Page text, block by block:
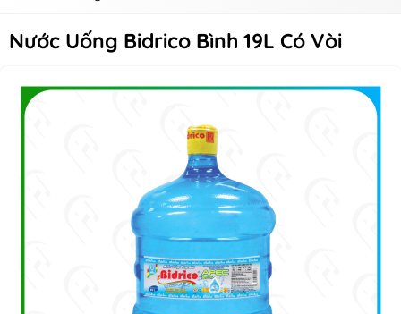
Nước Uống Bidrico Bình 19L Có Vòi